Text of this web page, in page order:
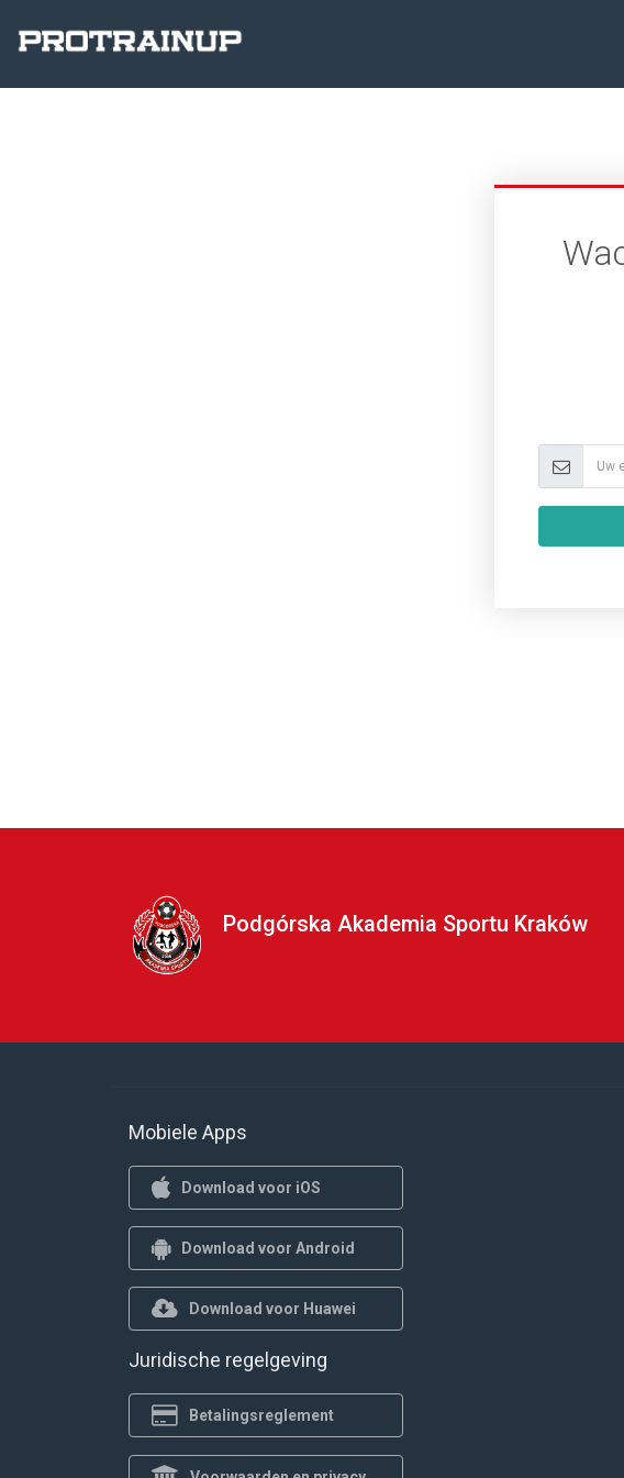
Podgórska Akademia Sportu Kraków
Mobiele Apps
Download voor iOS
Download voor Android
Download voor Huawei
Juridische regelgeving
Betalingsreglement